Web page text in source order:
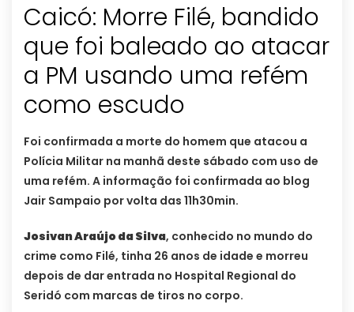
Caicó: Morre Filé, bandido
que foi baleado ao atacar
a PM usando uma refém
como escudo
Foi confirmada a morte do homem que atacou a
Polícia Militar na manhã deste sábado com uso de
uma refém. A informação foi confirmada ao blog
Jair Sampaio por volta das 11h30min.
Josivan Araújo da Silva, conhecido no mundo do
crime como Filé, tinha 26 anos de idade e morreu
depois de dar entrada no Hospital Regional do
Seridó com marcas de tiros no corpo.